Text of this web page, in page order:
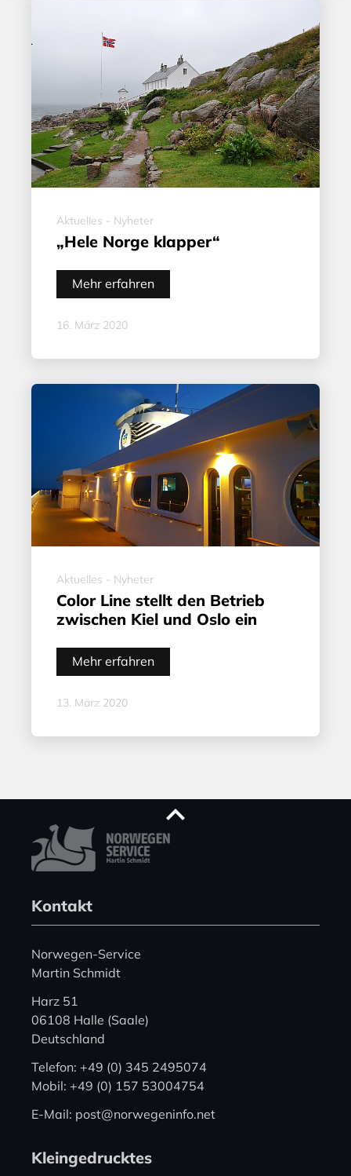
Aktuelles - Nyheter
„Hele Norge klapper“
Mehr erfahren
16. März 2020
Aktuelles - Nyheter
Color Line stellt den Betrieb
zwischen Kiel und Oslo ein
Mehr erfahren
13. März 2020
Kontakt
Norwegen-Service
Martin Schmidt
Harz 51
06108 Halle (Saale)
Deutschland
Telefon: +49 (0) 345 2495074
Mobil: +49 (0) 157 53004754
E-Mail: post@norwegeninfo.net
Kleingedrucktes